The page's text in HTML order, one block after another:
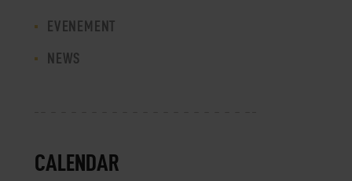
EVENEMENT
NEWS
CALENDAR